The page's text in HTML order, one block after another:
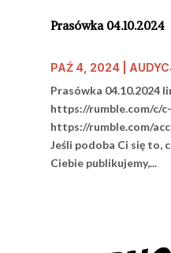
Prasówka 04.10.2024
PAŹ 4, 2024|
Prasówka 04.10.2024
https://rumble.com/c/
https://rumble.com/
Jeśli podoba Ci się to,
Ciebie publikujemy,...